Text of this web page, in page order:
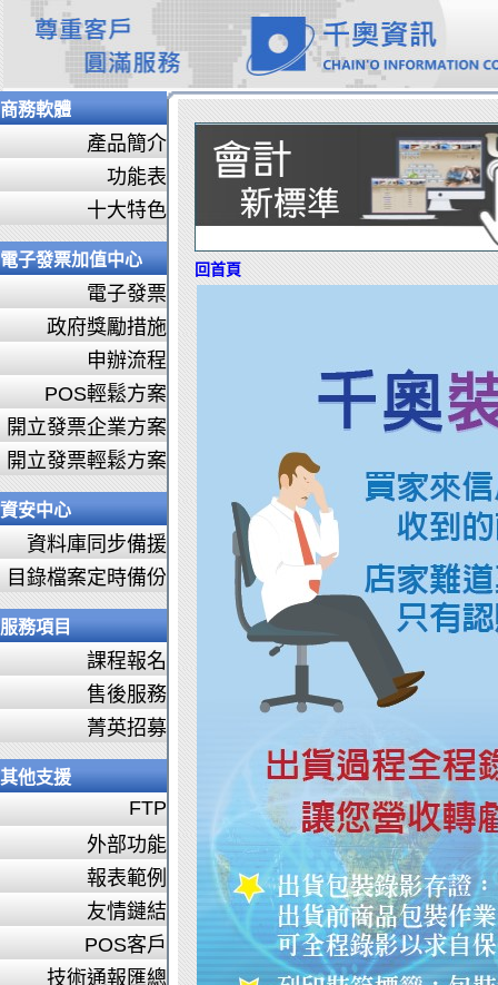
商務軟體
產品簡介
功能表
十大特色
電子發票加值中心
電子發票
政府獎勵措施
申辦流程
POS輕鬆方案
開立發票企業方案
開立發票輕鬆方案
資安中心
資料庫同步備援
目錄檔案定時備份
服務項目
課程報名
售後服務
菁英招募
其他支援
FTP
外部功能
報表範例
友情鏈結
POS客戶
技術通報匯總
回首頁